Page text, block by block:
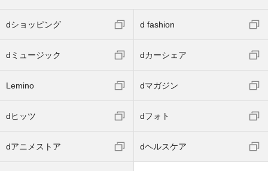
dショッピング d fashion
dミュージック dカーシェア
Lemino dマガジン
dヒッツ dフォト
dアニメストア dヘルスケア